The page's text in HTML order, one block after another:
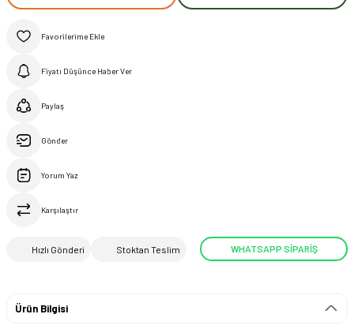
Fiyatı Düşünce Haber Ver
Paylaş
Gönder
Yorum Yaz
Karşılaştır
Hızlı Gönderi Stoktan Teslim WHATSAPP SİPARİŞ
Ürün Bilgisi